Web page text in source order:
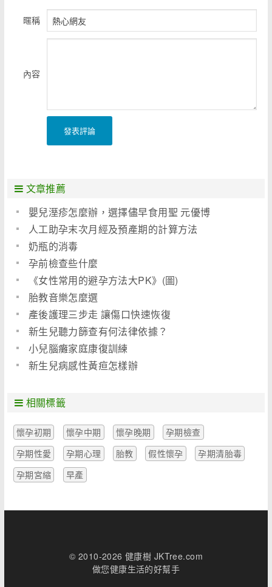
暱稱
內容
發表評論
文章推薦
嬰兒溼疹怎麼辦，選擇儘早食用聖 元優博
人工助孕末次月經及預產期的計算方法
奶瓶的消毒
孕前檢查些什麼
《女性常用的避孕方法大PK》(圖)
胎教音樂怎麼選
產後護理三步走 讓傷口快速恢復
新生兒聽力篩查有何法律依據？
小兒腦癱家庭康復訓練
新生兒病感性黃疸怎樣辦
相關標籤
懷孕初期 懷孕中期 懷孕晚期
孕期檢查
孕期性愛
孕期心理 胎教 假性懷孕
孕期清胎毒
孕期宮縮
早產
© 2010-2026 健康樹 JKTree.com
做您健康生活的好幫手